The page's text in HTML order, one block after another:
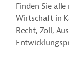
Finden Sie
Wirtschaft in
Recht, Zoll,